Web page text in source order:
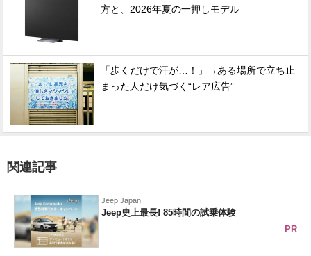
方と、2026年夏の一押しモデル
「歩くだけで汗が…！」→ある場所で立ち止
まった人だけ気づく“レア広告”
関連記事
Jeep Japan
Jeep史上最長! 85時間の試乗体験
PR